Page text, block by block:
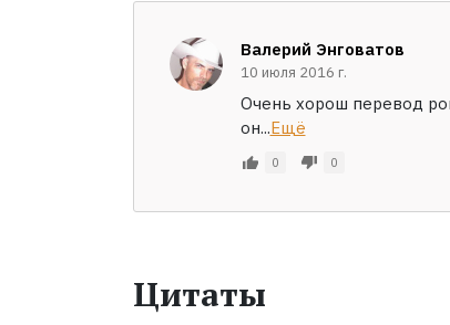
Валерий Энговатов
10 июля 2016 г.
Очень хорош перевод
он...Ещё
0 0
Цитаты